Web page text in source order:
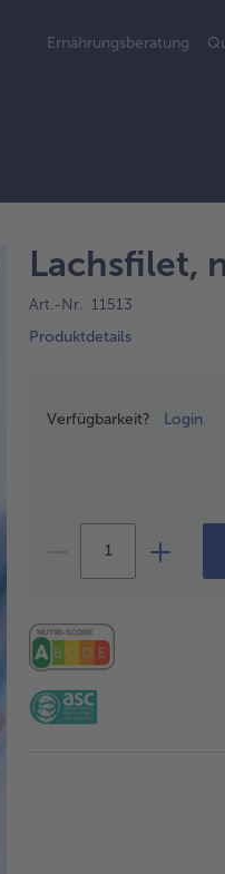
Ernährungsberatung
Lachsfilet,
Art.-Nr. 11513
Produktdetails
Verfügbarkeit? Login